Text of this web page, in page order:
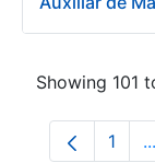
Showing 101
Page
1 ...